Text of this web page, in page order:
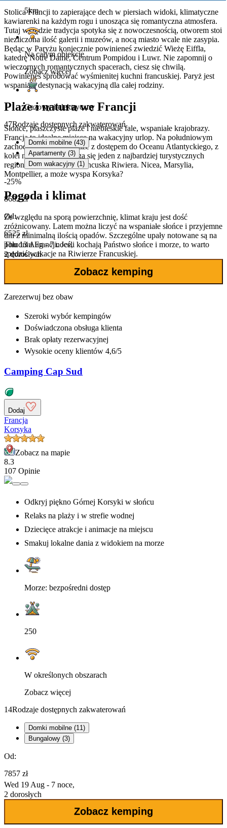
Stolica Francji to zapierające dech w piersiach widoki, klimatyczne
kawiarenki na każdym rogu i unosząca się romantyczna atmosfera.
Tutaj wszędzie tradycja spotyka się z nowoczesnością, otworem stoi
niezliczona ilość galerii i muzeów, a nocą miasto wcale nie zasypia.
Będąc w Paryżu koniecznie powinieneś zwiedzić Wieżę Eiffla,
katedrę Notre Dame, Centrum Pompidou i Luwr. Nie zapomnij o
wieczornych romantycznych spacerach, ciesz się chwilą.
Powinieneś spróbować wyśmienitej kuchni francuskiej. Paryż jest
wspaniałą destynacją wakacyjną dla całej rodziny.
Plaże i natura we Francji
Słońce, piaszczyste plaże i niebieskie fale, wspaniałe krajobrazy.
Francja to idealne miejsce na wakacyjny urlop. Na południowym
zachodzie występują plaże z dostępem do Oceanu Atlantyckiego, z
kolei na wschód rozciąga się jeden z najbardziej turystycznych
regionów w Europie - Francuska Riwiera. Nicea, Marsylia,
Montpellier, a może wyspa Korsyka?
Pogoda i klimat
Ze względu na sporą powierzchnię, klimat kraju jest dość
zróżnicowany. Latem można liczyć na wspaniałe słońce i przyjemne
dni z minimalną ilością opadów. Szczególne upały notowane są na
południu Francji. Jeśli kochają Państwo słońce i morze, to warto
spędzić wakacje na Riwierze Francuskiej.
5km
Na całym obiekcie
Zobacz więcej
Gazowy i elektryczny
47Rodzaje dostępnych zakwaterowań
Domki mobilne (43)
Apartamenty (3)
Dom wakacyjny (1)
-25%
8682 zł
Od:
6525 zł
Thu 13 Aug - 7 noce,
2 dorosłych
Zobacz kemping
Zarezerwuj bez obaw
Szeroki wybórkempingów
Doświadczona obsługa klienta
Brak opłaty rezerwacyjnej
Wysokie oceny klientów 4,6/5
Camping Cap Sud
Dodaj
Francja
Korsyka
Zobacz na mapie
8.3
107 Opinie
Odkryj piękno Górnej Korsyki w słońcu
Relaks na plaży i w strefie wodnej
Dziecięce atrakcje i animacje na miejscu
Smakuj lokalne dania z widokiem na morze
Morze: bezpośredni dostęp
250
W określonych obszarach
Zobacz więcej
14Rodzaje dostępnych zakwaterowań
Domki mobilne (11)
Bungalowy (3)
Od:
7857 zł
Wed 19 Aug - 7 noce,
2 dorosłych
Zobacz kemping